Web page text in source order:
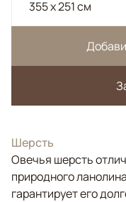
355 x 251 см
Шерсть
Овечья шерсть
природного
гарантирует его